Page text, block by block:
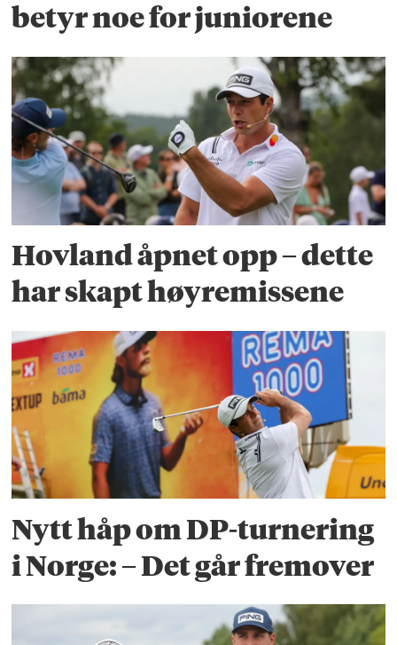
betyr noe for juniorene
Hovland åpnet opp – dette
har skapt høyremissene
Nytt håp om DP-turnering
i Norge: – Det går fremover